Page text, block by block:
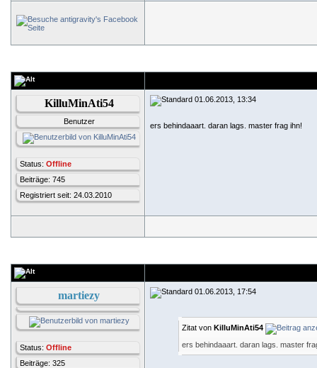
KilluMinAti54
Benutzer
Status: Offline
Beiträge: 745
Registriert seit: 24.03.2010
01.06.2013, 13:34
ers behindaaart. daran lags. master frag ihn!
martiezy
Status: Offline
Beiträge: 325
01.06.2013, 17:54
Zitat von KilluMinAti54
ers behindaaart. daran lags. master